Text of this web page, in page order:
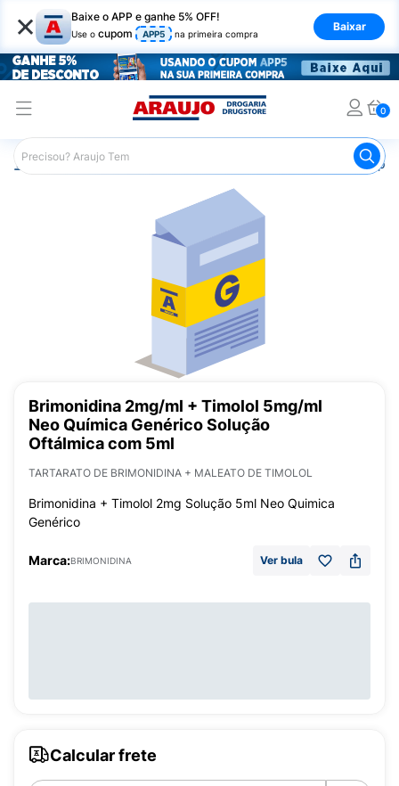
× Baixe o APP e ganhe 5% OFF!
Use o cupom APP5 na primeira compra
Baixar
0
Araujo Medicamentos Remédio
Brimonidina 2mg/ml + Timolol 5mg/ml
Neo Química Genérico Solução
Oftálmica com 5ml
TARTARATO DE BRIMONIDINA + MALEATO DE TIMOLOL
Brimonidina + Timolol 2mg Solução 5ml Neo Quimica
Genérico
Marca:BRIMONIDINA Ver bula
Calcular frete